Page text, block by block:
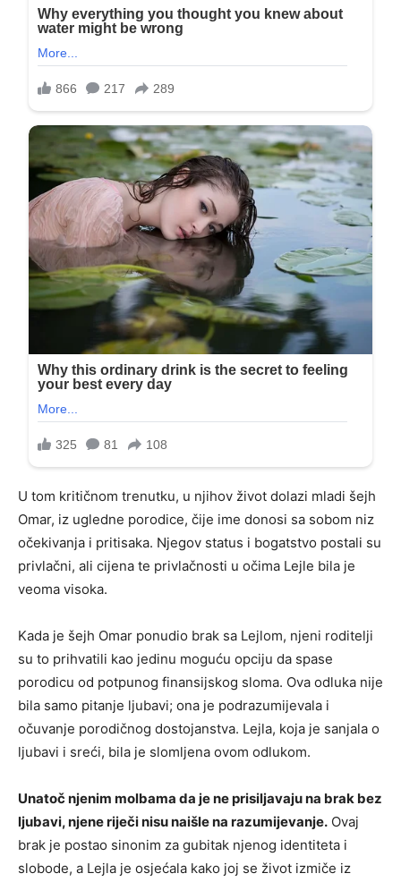
U tom kritičnom trenutku, u njihov život dolazi mladi šejh
Omar, iz ugledne porodice, čije ime donosi sa sobom niz
očekivanja i pritisaka. Njegov status i bogatstvo postali su
privlačni, ali cijena te privlačnosti u očima Lejle bila je
veoma visoka.
Kada je šejh Omar ponudio brak sa Lejlom, njeni roditelji
su to prihvatili kao jedinu moguću opciju da spase
porodicu od potpunog finansijskog sloma. Ova odluka nije
bila samo pitanje ljubavi; ona je podrazumijevala i
očuvanje porodičnog dostojanstva. Lejla, koja je sanjala o
ljubavi i sreći, bila je slomljena ovom odlukom.
Unatoč njenim molbama da je ne prisiljavaju na brak bez
ljubavi, njene riječi nisu naišle na razumijevanje. Ovaj
brak je postao sinonim za gubitak njenog identiteta i
slobode, a Lejla je osjećala kako joj se život izmiče iz